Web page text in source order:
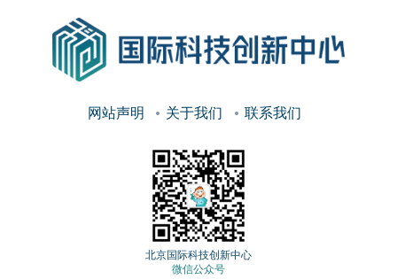
网站声明 关于我们 联系我们
北京国际科技创新中心
微信公众号